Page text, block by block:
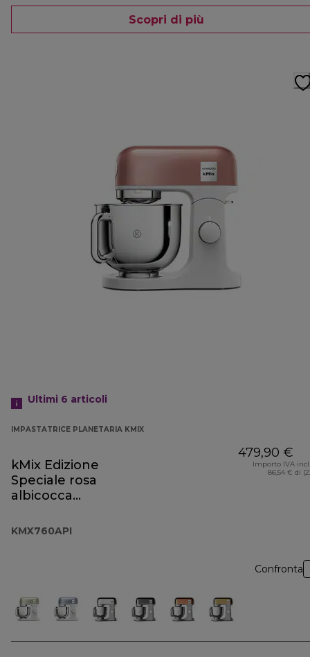
Scopri di più
Ultimi 6 articoli
IMPASTATRICE PLANETARIA KMIX
kMix Edizione
Speciale rosa
albicocca
KMX760API
479,90 €
Importo IVA
86,54 € di
Confronta